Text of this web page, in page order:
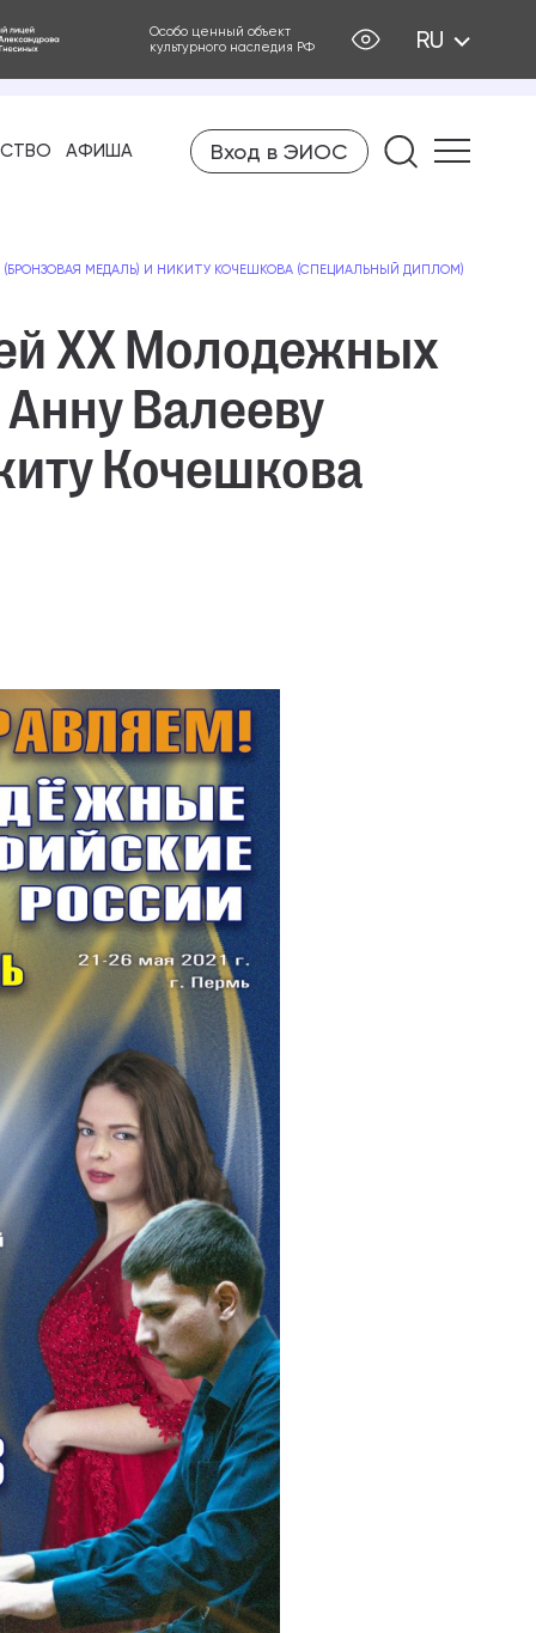
Особо ценный объект
культурного наследия РФ
RU
АФИША Вход в ЭИОС
Найти на
МЕДАЛЬ) И НИКИТУ КОЧЕШКОВА (СПЕЦИАЛЬНЫЙ ДИПЛОМ)
XX Молодежных
Валееву
Кочешкова